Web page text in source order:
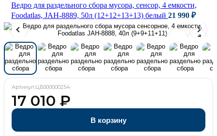
Ведро для раздельного сбора мусора, сенсор, 4 емкости,
Foodatlas, JAH-8889, 50л (12+12+13+13) белый 21 990 ₽
Артикул:ЦБ000000254
17 010 ₽
В корзину